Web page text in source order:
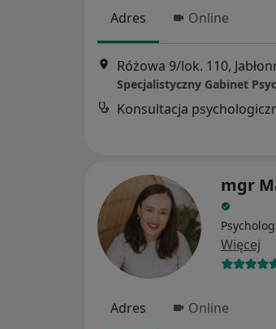
Adres Online
Różowa 9/lok. 110,
Konsultacja
mgr
Więcej
Adres Online